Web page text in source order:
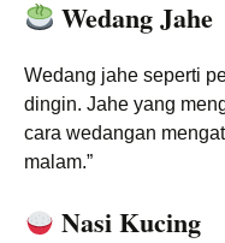
Wedang Jahe
Wedang jahe seperti
dingin. Jahe yang
cara wedangan
malam.”
Nasi Kucing